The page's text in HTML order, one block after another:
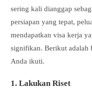
sering kali dianggap
persiapan yang tepat,
mendapatkan visa kerja
signifikan. Berikut adalah
Anda ikuti.
1.Lakukan Riset